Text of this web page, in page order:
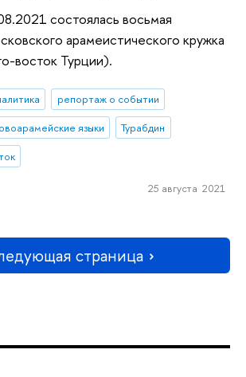
состоялась восьмая
арамеистического кружка
восток Турции).
репортаж о событии
языки
Турабдин
25 августа 2021
страница